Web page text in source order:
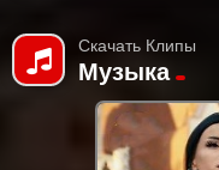
Скачать Клипы
Музыка